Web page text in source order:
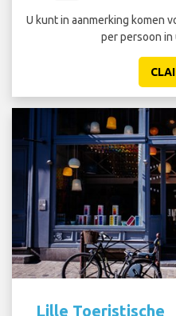
U kunt in aanmerking komen
per persoon in
Lille Toeristische